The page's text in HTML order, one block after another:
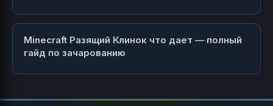
Minecraft Разящий Клинок что дает — полный
гайд по зачарованию